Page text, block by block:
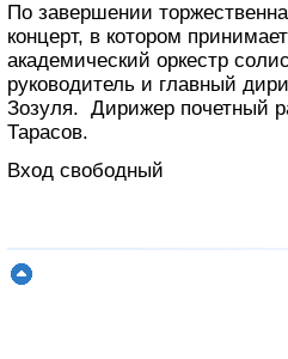
По завершении
концерт, в котором
академический оркестр
руководитель и главный
Зозуля. Дирижер почетный
Тарасов.
Вход свободный